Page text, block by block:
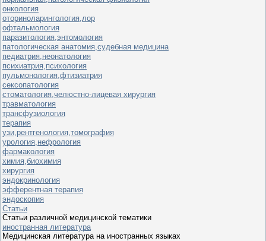
онкология
оториноларингология,лор
офтальмология
паразитология,энтомология
патологическая анатомия,судебная медицина
педиатрия,неонатология
психиатрия,психология
пульмонология,фтизиатрия
сексопатология
стоматология,челюстно-лицевая хирургия
травматология
трансфузиология
терапия
узи,рентгенология,томография
урология,нефрология
фармакология
химия,биохимия
хирургия
эндокринология
эфферентная терапия
эндоскопия
Статьи
Статьи различной медицинской тематики
иностранная литература
Медицинская литература на иностранных языках